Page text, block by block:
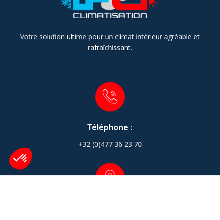
Votre solution ultime pour un climat intérieur agréable et
rafraîchissant.
Téléphone :
+32 (0)477 36 23 70